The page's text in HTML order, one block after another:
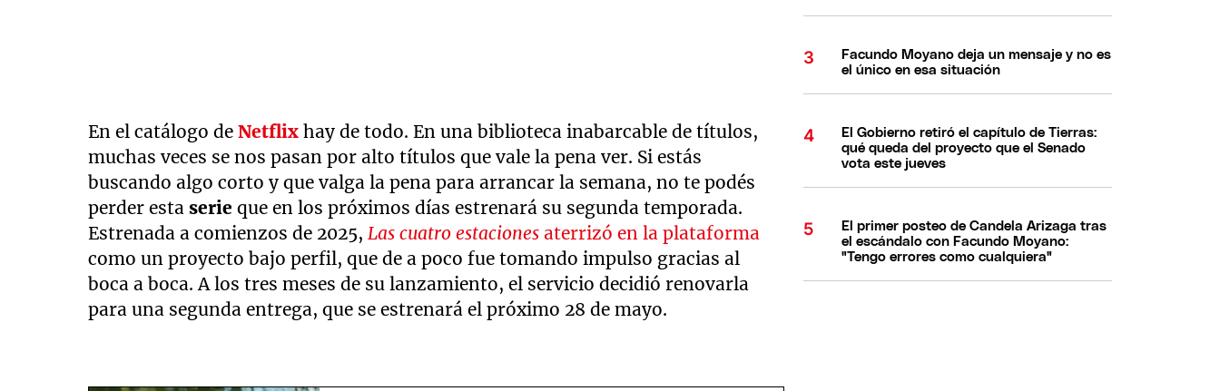
En el catálogo deNetflix hay de todo. En una biblioteca inabarcable de títulos,
muchas veces se nos pasan por alto títulos que vale la pena ver. Si estás
buscando algo corto y que valga la pena para arrancar la semana, no te podés
perder estaserie que en los próximos días estrenará su segunda temporada.
Estrenada a comienzos de 2025,Las cuatro estaciones aterrizó en la plataforma
como un proyecto bajo perfil, que de a poco fue tomando impulso gracias al
boca a boca. A los tres meses de su lanzamiento, el servicio decidió renovarla
para una segunda entrega, que se estrenará el próximo 28 de mayo.
Facundo Moyano deja un mensaje y no es
el único en esa situación
El Gobierno retiró el capítulo de Tierras:
qué queda del proyecto que el Senado
vota este jueves
El primer posteo de Candela Arizaga tras
el escándalo con Facundo Moyano:
"Tengo errores como cualquiera"